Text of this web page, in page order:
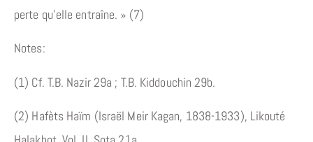
perte qu’elle entraîne. » (7)
Notes:
(1) Cf. T.B. Nazir 29a ; T.B. Kiddouchin 29b.
(2) Hafèts Haïm (Israël Meir Kagan, 1838-1933), Likouté